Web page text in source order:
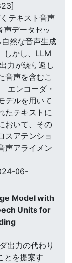
テキスト音声
声データセッ
自然な音声生成
しかし、LLM
力が繰り返し
音声を含むこ
エンコーダ・
デルを用いて
たテキストに
おいて、その
スアテンショ
声アライメン
06-
Model with
Units for
出力の代わり
とを提案す